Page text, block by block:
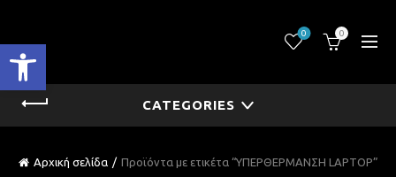
Ανοίξτε τη γραμμή εργαλείων
0 0
CATEGORIES
Αρχική σελίδα Προϊόντα με ετικέτα “ΥΠΕΡΘΕΡΜΑΝΣΗ LAPTOP”